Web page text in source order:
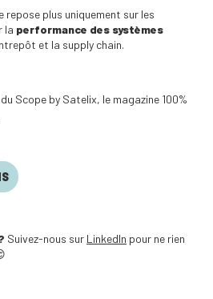
plus uniquement sur les
la performance des systèmes
et la supply chain.
Scope by Satelix, le magazine 100%
Suivez-nous sur LinkedIn pour ne rien